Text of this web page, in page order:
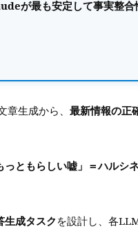
が最も安定して事実整合
生成から、 最新情報の正
っともらしい嘘」＝ハルシ
生成タスク を設計し、各